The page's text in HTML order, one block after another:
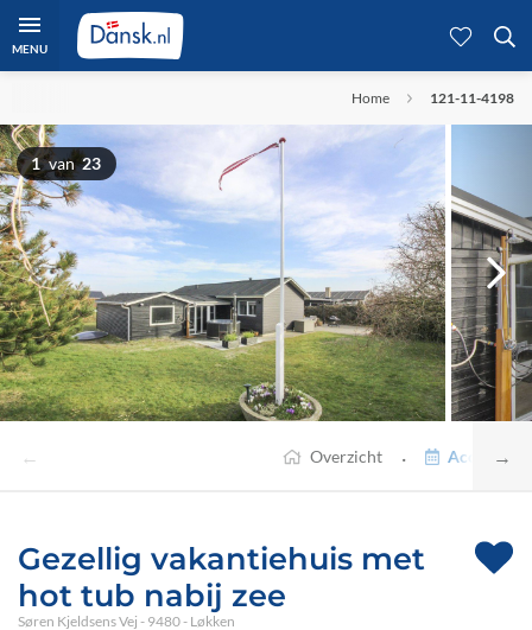
MENU
Home 121-11-4198
1 van 23
← →
Overzicht ·
Gezellig vakantiehuis met
hot tub nabij zee
Søren Kjeldsens Vej - 9480 - Løkken